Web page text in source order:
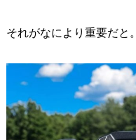
それがなにより重要だと。